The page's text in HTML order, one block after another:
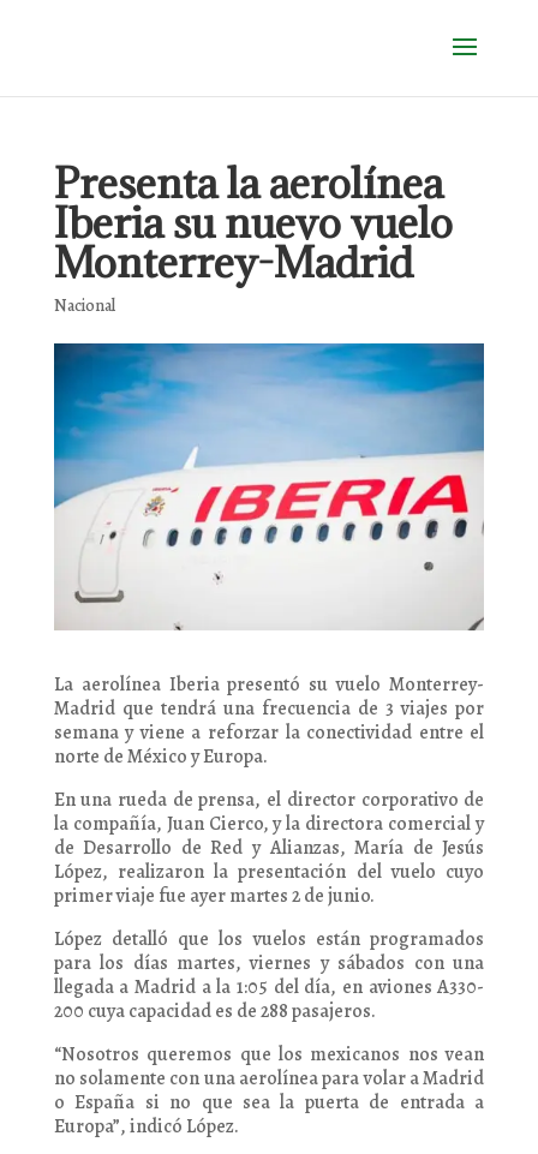
Presenta la aerolínea
Iberia su nuevo vuelo
Monterrey-Madrid
Nacional
La aerolínea Iberia presentó su vuelo Monterrey-
Madrid que tendrá una frecuencia de 3 viajes por
semana y viene a reforzar la conectividad entre el
norte de México y Europa.
En una rueda de prensa, el director corporativo de
la compañía, Juan Cierco, y la directora comercial y
de Desarrollo de Red y Alianzas, María de Jesús
López, realizaron la presentación del vuelo cuyo
primer viaje fue ayer martes 2 de junio.
López detalló que los vuelos están programados
para los días martes, viernes y sábados con una
llegada a Madrid a la 1:05 del día, en aviones A330-
200 cuya capacidad es de 288 pasajeros.
“Nosotros queremos que los mexicanos nos vean
no solamente con una aerolínea para volar a Madrid
o España si no que sea la puerta de entrada a
Europa”, indicó López.